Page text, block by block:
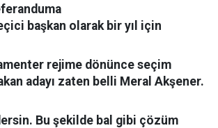
başkan olarak bir yıl için
rejime dönünce seçim
adayı zaten belli Meral Akşener.
Bu şekilde bal gibi çözüm